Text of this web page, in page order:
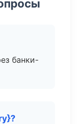
банки-